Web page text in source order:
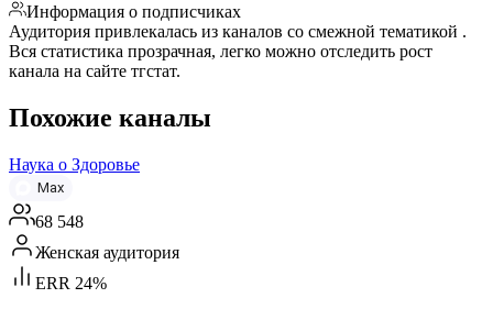
Информация о подписчиках
Аудитория привлекалась из каналов со смежной тематикой .
Вся статистика прозрачная, легко можно отследить рост
канала на сайте тгстат.
Похожие каналы
Наука о Здоровье
Max
68 548
Женская аудитория
ERR 24%